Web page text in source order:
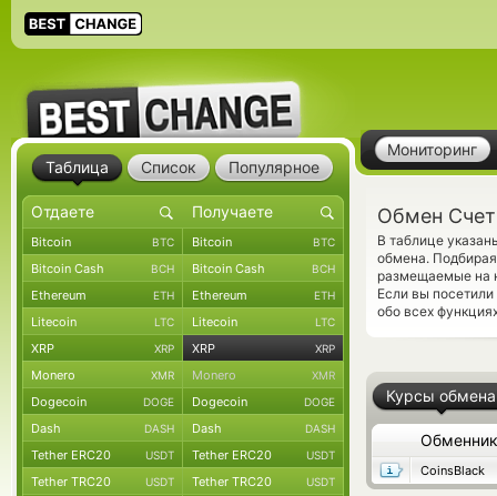
Мониторинг
Обмен Счет
В таблице
обмена.
размещаемые на
Если вы
обо всех
Курсы обмена
Обменник
CoinsBlack
Таблица Список Популярное
Bitcoin BTC Bitcoin BTC
Bitcoin Cash BCH Bitcoin Cash BCH
Ethereum ETH Ethereum ETH
Litecoin LTC Litecoin LTC
XRP XRP XRP XRP
Monero XMR Monero XMR
Dogecoin DOGE Dogecoin DOGE
Dash DASH Dash DASH
Tether ERC20 USDT Tether ERC20 USDT
Tether TRC20 USDT Tether TRC20 USDT